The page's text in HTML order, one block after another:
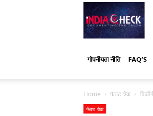
गोपनीयता नीति FAQ’S
Home फैक्ट चेक
फैक्ट चेक